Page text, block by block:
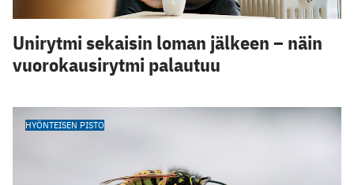
Unirytmi sekaisin loman jälkeen – näin
vuorokausirytmi palautuu
HYÖNTEISEN PISTO